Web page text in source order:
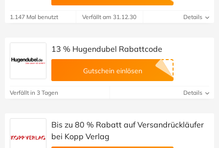
1.147 Mal benutzt Verfällt am 31.12.30 Details
13 % Hugendubel Rabattcode
Gutschein einlösen
Verfällt in 3 Tagen Details
Bis zu 80 % Rabatt auf Versandrückläufer
bei Kopp Verlag